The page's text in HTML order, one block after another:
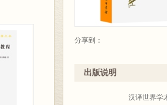
分享到：
出版说明
汉译世界学术